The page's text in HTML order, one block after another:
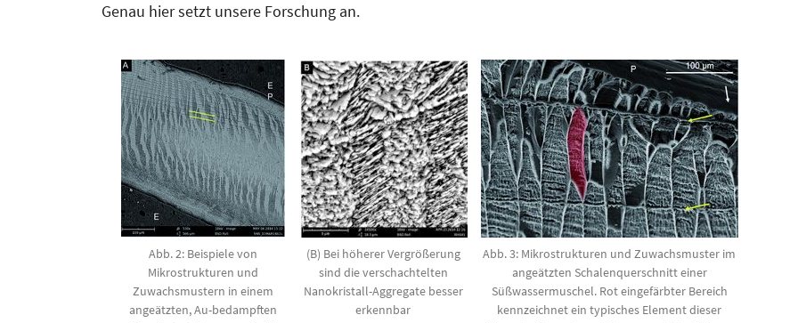
Genau hier setzt unsere Forschung an.
Abb. 2: Beispiele von
Mikrostrukturen und
Zuwachsmustern in einem
angeätzten, Au-bedampften
(B) Bei höherer Vergrößerung
sind die verschachtelten
Nanokristall-Aggregate besser
erkennbar
Abb. 3: Mikrostrukturen und Zuwachsmuster im
angeätzten Schalenquerschnitt einer
Süßwassermuschel. Rot eingefärbter Bereich
kennzeichnet ein typisches Element dieser